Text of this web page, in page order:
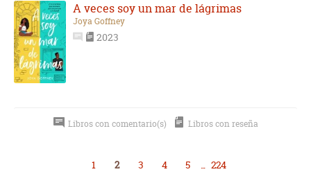
A veces soy un mar de lágrimas
Joya Goffney
2023
Libros con comentario(s) Libros con reseña
1 2 3 4 5 224